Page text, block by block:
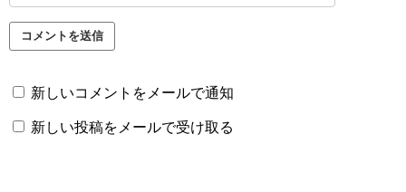
新しいコメントをメールで通知
新しい投稿をメールで受け取る